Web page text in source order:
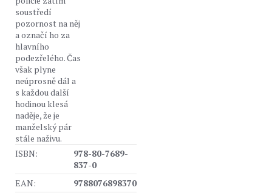
soustředí
pozornost na něj
a označí ho za
hlavního
podezřelého. Čas
však plyne
neúprosně dál a
s každou další
hodinou klesá
naděje, že je
manželský pár
stále naživu.
ISBN:
978-80-7689-
837-0
EAN:
9788076898370